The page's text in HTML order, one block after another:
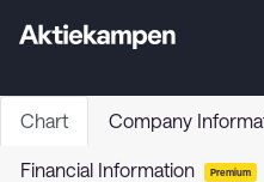
Chart Company
Financial Information Premium